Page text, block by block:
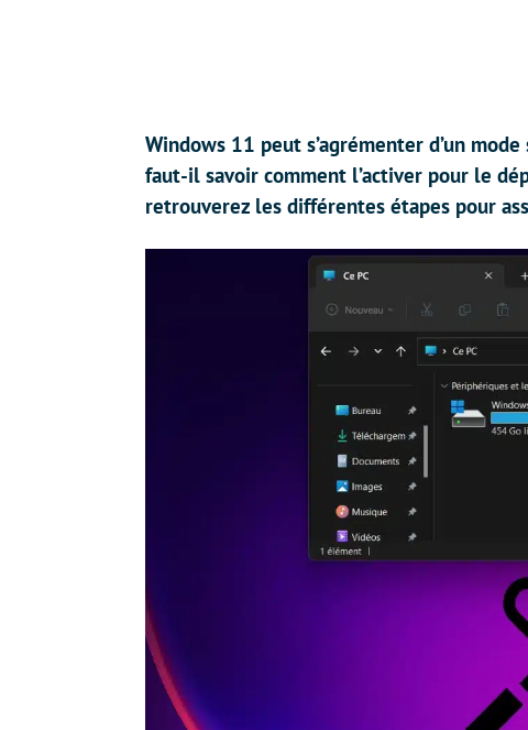
Windows 11 peut s’agrémenter d’un
faut-il savoir comment l’activer pour le
retrouverez les différentes étapes pour